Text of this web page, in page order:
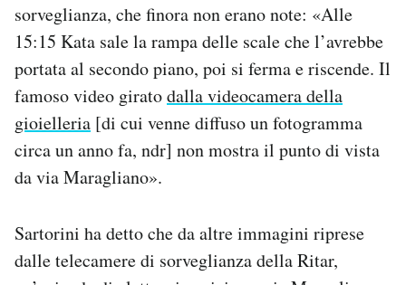
sorveglianza, che finora non erano note: «Alle
15:15 Kata sale la rampa delle scale che l’avrebbe
portata al secondo piano, poi si ferma e riscende. Il
famoso video giratodalla videocamera della
gioielleria [di cui venne diffuso un fotogramma
circa un anno fa, ndr] non mostra il punto di vista
da via Maragliano».
Sartorini ha detto che da altre immagini riprese
dalle telecamere di sorveglianza della Ritar,